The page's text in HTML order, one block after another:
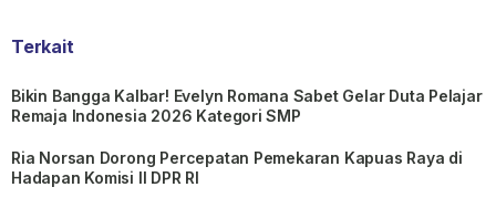
Terkait
Bikin Bangga Kalbar! Evelyn Romana Sabet Gelar Duta Pelajar
Remaja Indonesia 2026 Kategori SMP
Ria Norsan Dorong Percepatan Pemekaran Kapuas Raya di
Hadapan Komisi II DPR RI